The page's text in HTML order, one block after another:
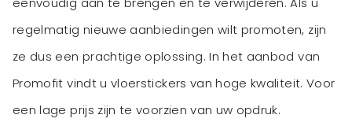
regelmatig nieuwe aanbiedingen wilt promoten, zijn
ze dus een prachtige oplossing. In het aanbod van
Promofit vindt u vloerstickers van hoge kwaliteit. Voor